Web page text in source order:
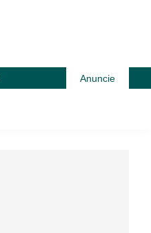
Anuncie